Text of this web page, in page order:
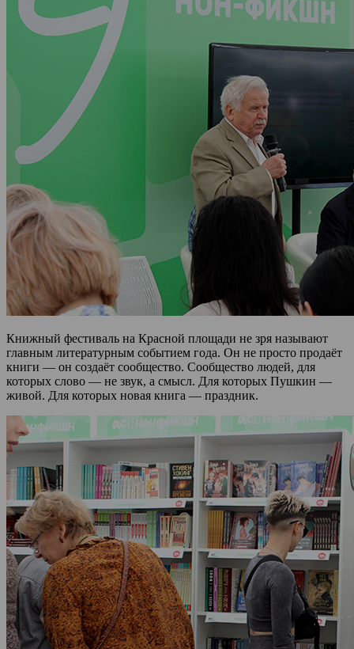
Книжный фестиваль на Красной площади не зря называют
главным литературным событием года. Он не просто продаёт
книги — он создаёт сообщество. Сообщество людей, для
которых слово — не звук, а смысл. Для которых Пушкин —
живой. Для которых новая книга — праздник.